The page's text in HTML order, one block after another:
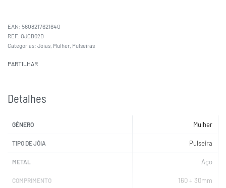
EAN: 5608217621640
OJCB02D
Categorias: Joias, Mulher, Pulseiras
PARTILHAR
Detalhes
GÉNERO Mulher
TIPO DE JÓIA Pulseira
METAL Aço
COMPRIMENTO 160 + 30mm